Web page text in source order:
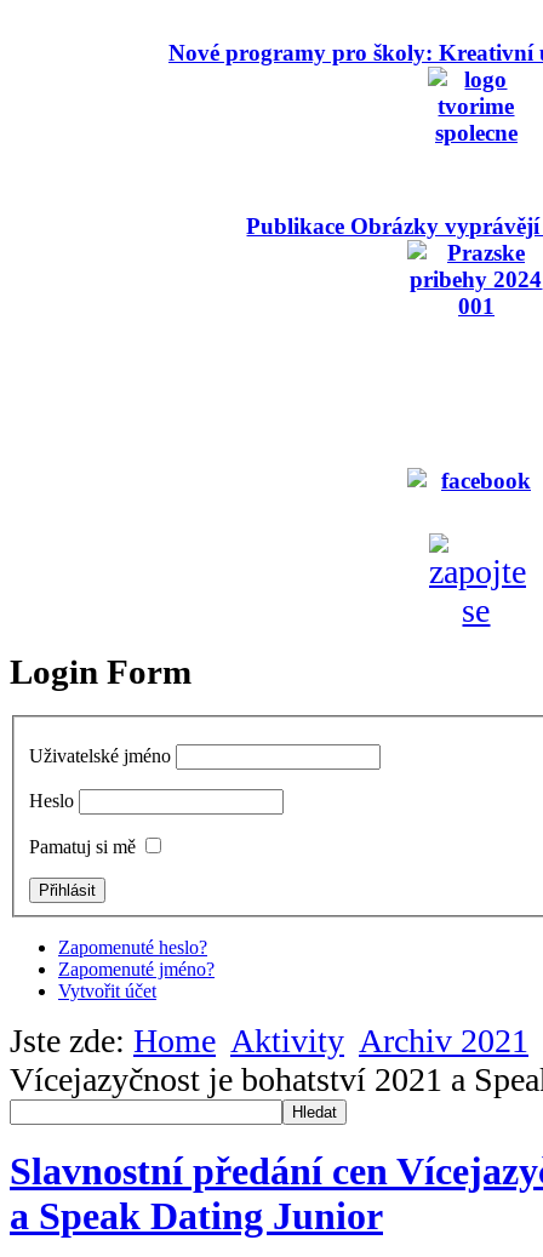
Nové programy pro školy: Kreativní
Publikace Obrázky
Login Form
Uživatelské jméno
Heslo
Pamatuj si mě
Zapomenuté heslo?
Zapomenuté jméno?
Vytvořit účet
Jste zde: Home Aktivity Archiv 2021
Vícejazyčnost je bohatství 2021 a
Hledat
Slavnostní předání cen
a Speak Dating Junior